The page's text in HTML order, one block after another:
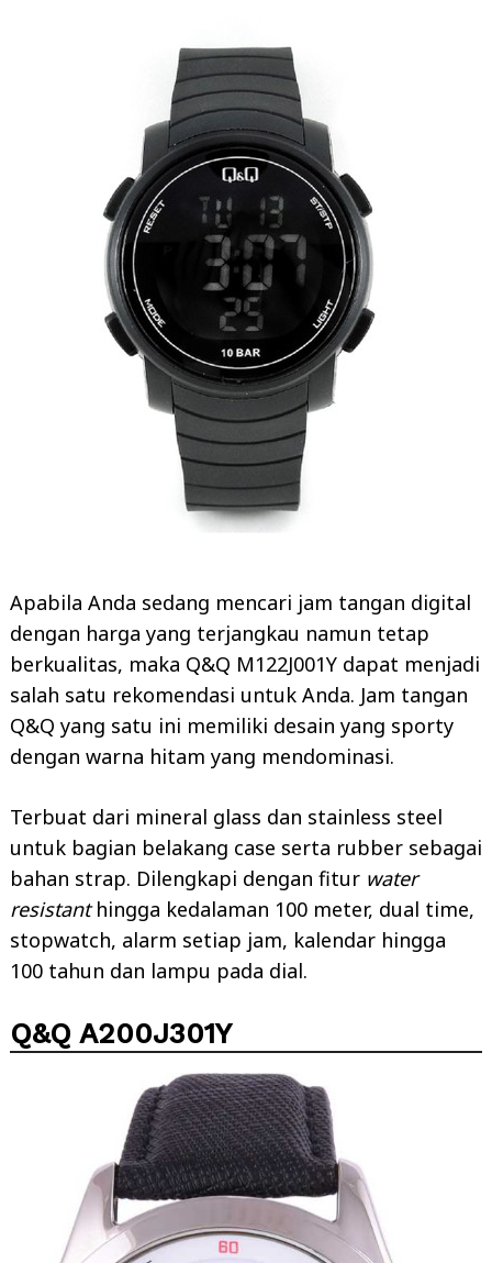
Apabila Anda sedang mencari jam tangan digital
dengan harga yang terjangkau namun tetap
berkualitas, maka Q&Q M122J001Y dapat menjadi
salah satu rekomendasi untuk Anda. Jam tangan
Q&Q yang satu ini memiliki desain yang sporty
dengan warna hitam yang mendominasi.
Terbuat dari mineral glass dan stainless steel
untuk bagian belakang case serta rubber sebagai
bahan strap. Dilengkapi dengan fitur water
resistanthingga kedalaman 100 meter, dual time,
stopwatch, alarm setiap jam, kalendar hingga
100 tahun dan lampu pada dial.
Q&Q A200J301Y